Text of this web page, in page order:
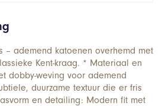
– ademend katoenen overhemd met
Kent-kraag. * Materiaal en
dobby-weving voor ademend
duurzame textuur die er fris
en detailing: Modern fit met